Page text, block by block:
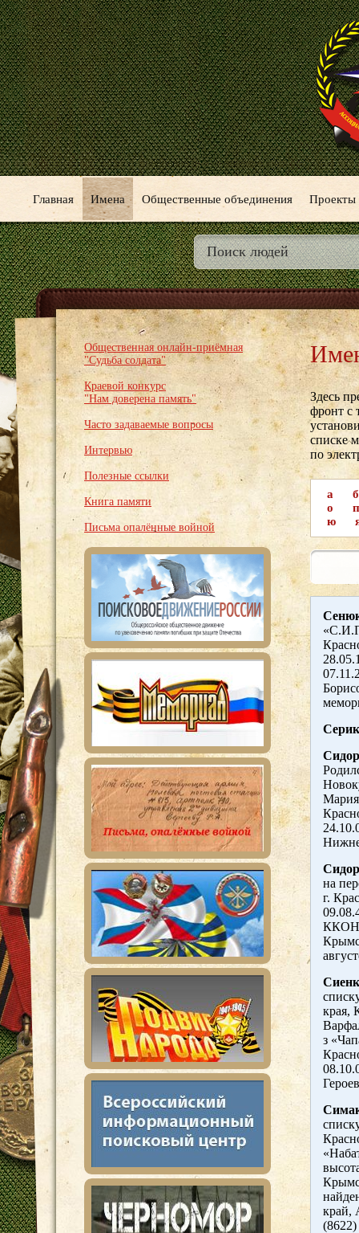
Главная Имена Общественные объединения Проекты
Общественная онлайн-приёмная
"Судьба солдата"
Краевой конкурс
"Нам доверена память"
Часто задаваемые вопросы
Интервью
Полезные ссылки
Книга памяти
Письма опалённые войной
Здесь
фронт с
списке
по
а
б
о
п
ю
на
г.
края,
з
край,